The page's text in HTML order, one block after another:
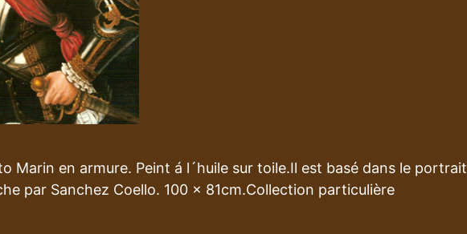
Marin en armure. Peint á l´huile sur toile.Il est basé dans le portrait
par Sanchez Coello. 100 x 81cm.Collection particulière